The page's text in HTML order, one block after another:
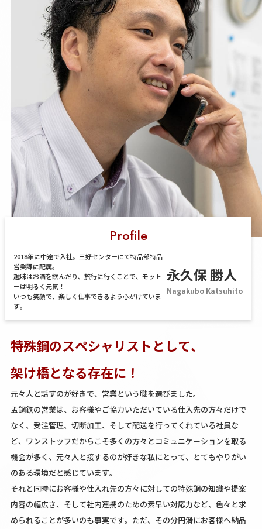
Profile
永久保 勝人
Nagakubo Katsuhito
2018年に中途で入社。三好センターにて特品部特品
営業課に配属。
趣味はお酒を飲んだり、旅行に行くことで、モット
ーは明るく元気！
いつも笑顔で、楽しく仕事できるよう心がけていま
す。
特殊鋼のスペシャリストとして、
架け橋となる存在に！
元々人と話すのが好きで、営業という職を選びました。
孟鋼鉃の営業は、お客様やご協力いただいている仕入先の方々だけで
なく、受注管理、切断加工、そして配送を行ってくれている社員な
ど、ワンストップだからこそ多くの方々とコミュニケーションを取る
機会が多く、元々人と接するのが好きな私にとって、とてもやりがい
のある環境だと感じています。
それと同時にお客様や仕入れ先の方々に対しての特殊鋼の知識や提案
内容の幅広さ、そして社内連携のための素早い対応力など、色々と求
められることが多いのも事実です。ただ、その分円滑にお客様へ納品